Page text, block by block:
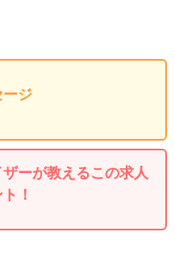
ージ
ーが教えるこの求人
！